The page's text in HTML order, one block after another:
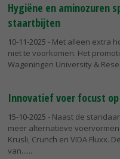
Hygiëne en aminozuren
staartbijten
10-11-2025 - Met alleen extra
niet te voorkomen. Het
Wageningen University &
Innovatief voer focust
15-10-2025 - Naast de
meer alternatieve
Krusli, Crunch en VIDA Fluxx.
van...